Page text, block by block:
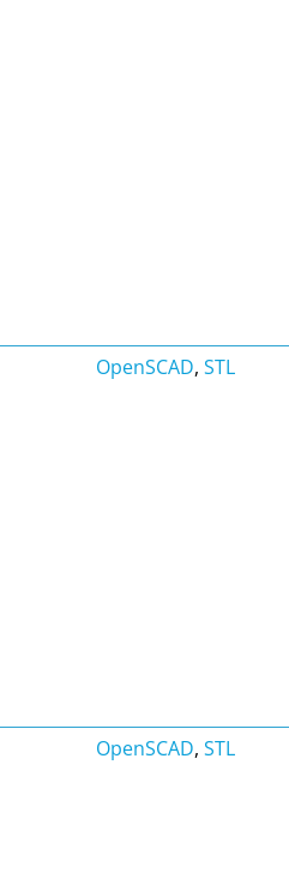
OpenSCAD, STL
OpenSCAD, STL